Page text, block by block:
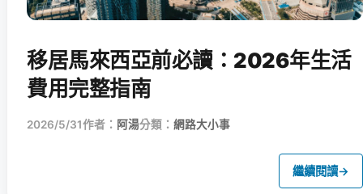
移居馬來西亞前必讀：2026年生活
費用完整指南
2026/5/31作者： 阿湯分類： 網路大小事
繼續閱讀→